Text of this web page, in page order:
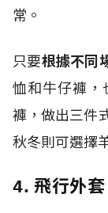
常。
只要根據不同
恤和牛仔褲，
褲，做出三件
秋冬則可選擇
4. 飛行外